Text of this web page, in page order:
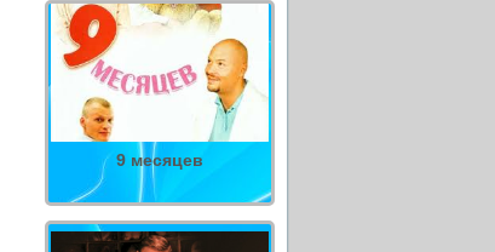
9 месяцев